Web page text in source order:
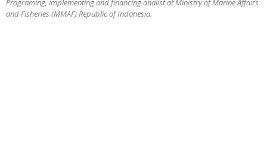
Programing, implementing and financing analist at Ministry of Marine Affairs
and Fisheries (MMAF) Republic of Indonesia.